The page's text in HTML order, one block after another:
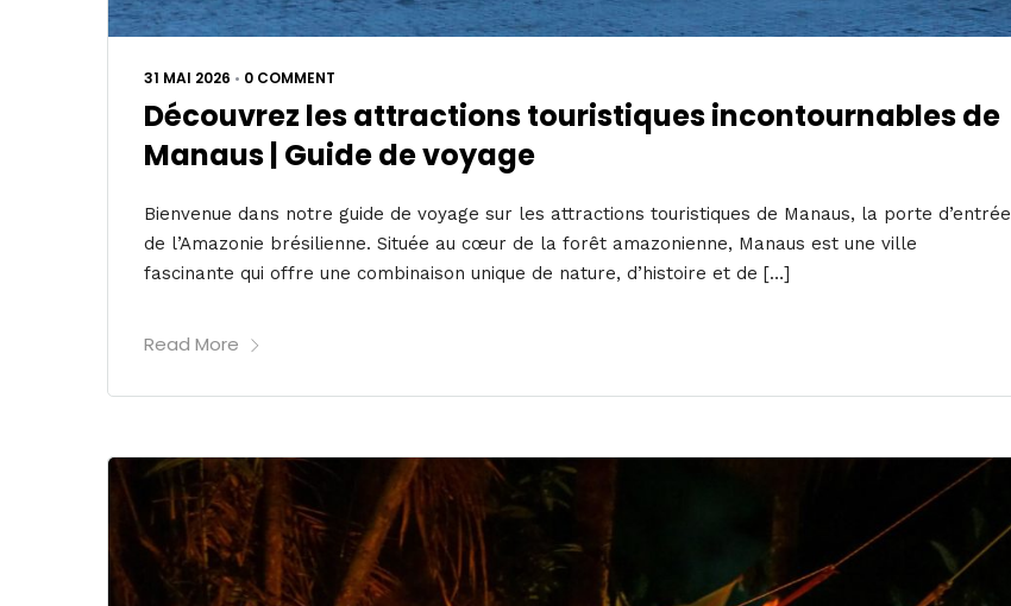
31 MAI 2026 • 0 COMMENT
Découvrez les attractions touristiques incontournables de
Manaus | Guide de voyage
Bienvenue dans notre guide de voyage sur les attractions touristiques de Manaus, la porte d’entrée
de l’Amazonie brésilienne. Située au cœur de la forêt amazonienne, Manaus est une ville
fascinante qui offre une combinaison unique de nature, d’histoire et de […]
Read More